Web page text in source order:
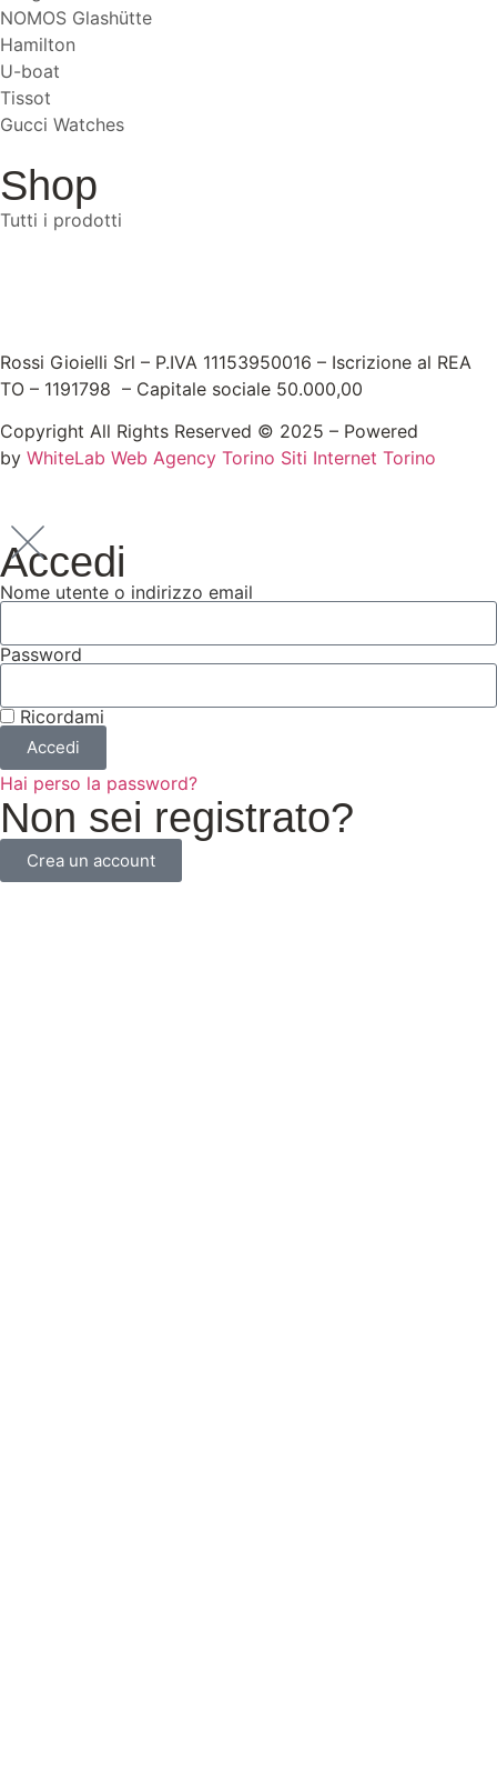
NOMOS Glashütte
Hamilton
U-boat
Tissot
Gucci Watches
Shop
Tutti i prodotti
Rossi Gioielli Srl – P.IVA 11153950016 – Iscrizione al REA
TO – 1191798 – Capitale sociale 50.000,00
Copyright All Rights Reserved © 2025 – Powered
by WhiteLab Web Agency Torino Siti Internet Torino
Accedi
Nome utente o indirizzo email
Password
Ricordami
Accedi
Hai perso la password?
Non sei registrato?
Crea un account